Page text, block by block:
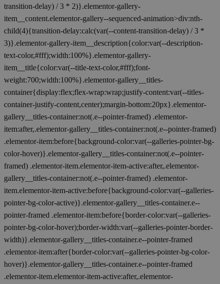
transition-delay) / 3 * 2)}.elementor-gallery-
item__content.elementor-gallery--sequenced-animation>div:nth-
child(4){transition-delay:calc(var(--content-transition-delay) / 3 *
3)}.elementor-gallery-item__description{color:var(--description-
text-color,#fff);width:100%}.elementor-gallery-
item__title{color:var(--title-text-color,#fff);font-
weight:700;width:100%}.elementor-gallery__titles-
container{display:flex;flex-wrap:wrap;justify-content:var(--titles-
container-justify-content,center);margin-bottom:20px}.elementor-
gallery__titles-container:not(.e--pointer-framed) .elementor-
item:after,.elementor-gallery__titles-container:not(.e--pointer-framed)
.elementor-item:before{background-color:var(--galleries-pointer-bg-
color-hover)}.elementor-gallery__titles-container:not(.e--pointer-
framed) .elementor-item.elementor-item-active:after,.elementor-
gallery__titles-container:not(.e--pointer-framed) .elementor-
item.elementor-item-active:before{background-color:var(--galleries-
pointer-bg-color-active)}.elementor-gallery__titles-container.e--
pointer-framed .elementor-item:before{border-color:var(--galleries-
pointer-bg-color-hover);border-width:var(--galleries-pointer-border-
width)}.elementor-gallery__titles-container.e--pointer-framed
.elementor-item:after{border-color:var(--galleries-pointer-bg-color-
hover)}.elementor-gallery__titles-container.e--pointer-framed
.elementor-item.elementor-item-active:after,.elementor-